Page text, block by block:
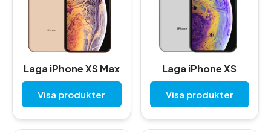
Laga iPhone XS Max
Visa produkter
Laga iPhone XS
Visa produkter